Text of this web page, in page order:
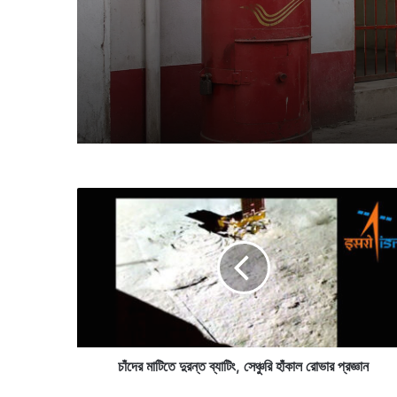
ভাই বোনের বন্ধনকে আরও সুন্দর
অভিনব পদক্ষেপ নিল ৩৪টি ডাকঘর
ন্ত
চাঁদের মাটিতে দুরন্ত ব্যাটিং, সেঞ্চুরি হাঁকাল রোভার প্রজ্ঞান